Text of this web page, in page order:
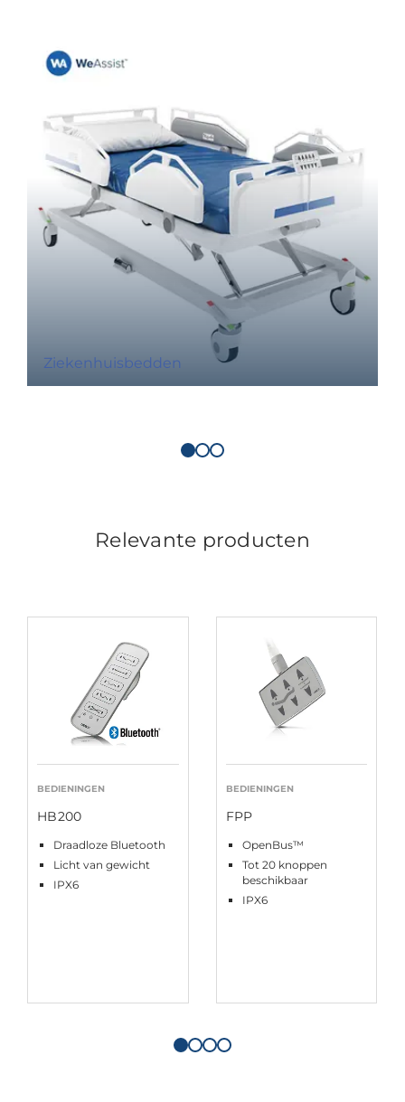
Ziekenhuisbedden
Relevante producten
BEDIENINGEN
HB200
Draadloze Bluetooth
Licht van gewicht
IPX6
BEDIENINGEN
FPP
OpenBus™
Tot 20 knoppen
beschikbaar
IPX6